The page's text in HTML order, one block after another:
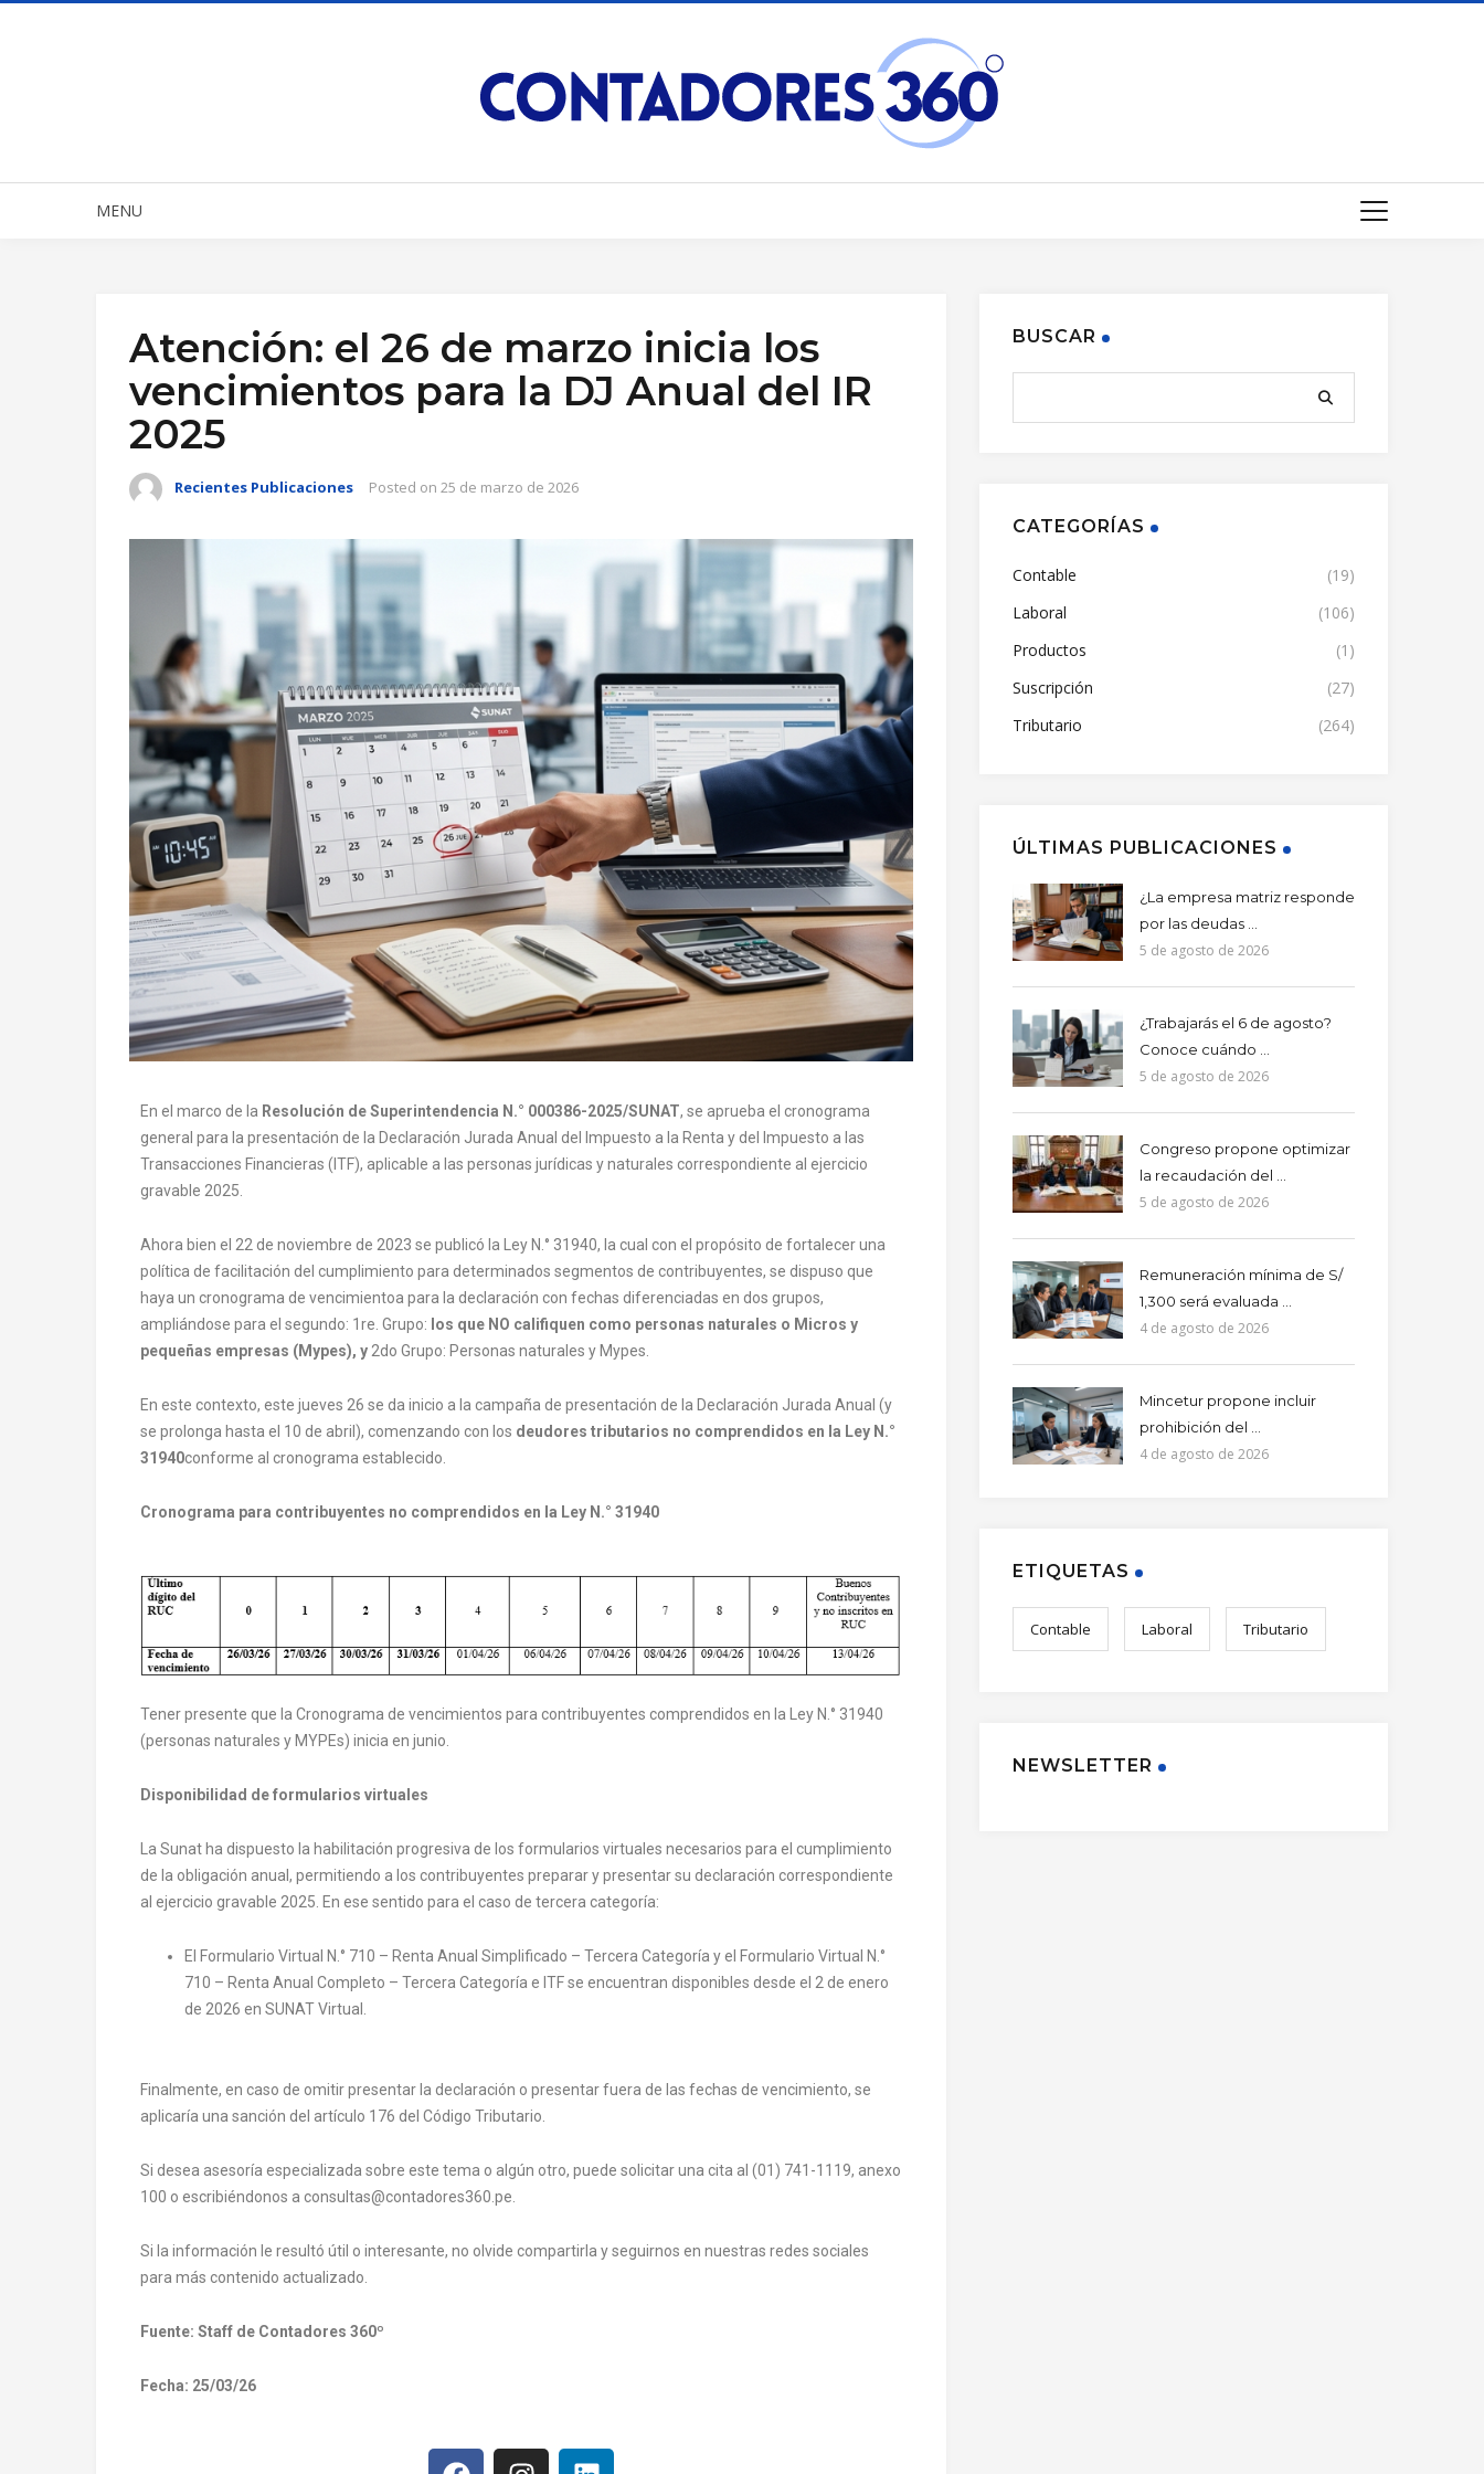
MENU
Atención: el 26 de marzo inicia los
vencimientos para la DJ Anual del IR
2025
Recientes Publicaciones Posted on 25 de marzo de 2026
En el marco de la Resolución de Superintendencia N.° 000386-2025/SUNAT, se aprueba el cronograma
general para la presentación de la Declaración Jurada Anual del Impuesto a la Renta y del Impuesto a las
Transacciones Financieras (ITF), aplicable a las personas jurídicas y naturales correspondiente al ejercicio
gravable 2025.
Ahora bien el 22 de noviembre de 2023 se publicó la Ley N.° 31940, la cual con el propósito de fortalecer una
política de facilitación del cumplimiento para determinados segmentos de contribuyentes, se dispuso que
haya un cronograma de vencimientoa para la declaración con fechas diferenciadas en dos grupos,
ampliándose para el segundo: 1re. Grupo: los que NO califiquen como personas naturales o Micros y
pequeñas empresas (Mypes), y 2do Grupo: Personas naturales y Mypes.
En este contexto, este jueves 26 se da inicio a la campaña de presentación de la Declaración Jurada Anual (y
se prolonga hasta el 10 de abril), comenzando con los deudores tributarios no comprendidos en la Ley N.°
31940conforme al cronograma establecido.
Cronograma para contribuyentes no comprendidos en la Ley N.° 31940
Tener presente que la Cronograma de vencimientos para contribuyentes comprendidos en la Ley N.° 31940
(personas naturales y MYPEs) inicia en junio.
Disponibilidad de formularios virtuales
La Sunat ha dispuesto la habilitación progresiva de los formularios virtuales necesarios para el cumplimiento
de la obligación anual, permitiendo a los contribuyentes preparar y presentar su declaración correspondiente
al ejercicio gravable 2025. En ese sentido para el caso de tercera categoría:
El Formulario Virtual N.° 710 – Renta Anual Simplificado – Tercera Categoría y el Formulario Virtual N.°
710 – Renta Anual Completo – Tercera Categoría e ITF se encuentran disponibles desde el 2 de enero
de 2026 en SUNAT Virtual.
Finalmente, en caso de omitir presentar la declaración o presentar fuera de las fechas de vencimiento, se
aplicaría una sanción del artículo 176 del Código Tributario.
Si desea asesoría especializada sobre este tema o algún otro, puede solicitar una cita al (01) 741-1119, anexo
100 o escribiéndonos a consultas@contadores360.pe.
Si la información le resultó útil o interesante, no olvide compartirla y seguirnos en nuestras redes sociales
para más contenido actualizado.
Fuente: Staff de Contadores 360º
Fecha: 25/03/26
BUSCAR
CATEGORÍAS
Contable
(19)
Laboral
(106)
Productos
(1)
Suscripción
(27)
Tributario
(264)
ÚLTIMAS PUBLICACIONES
¿La empresa matriz responde
por las deudas ...
5 de agosto de 2026
¿Trabajarás el 6 de agosto?
Conoce cuándo ...
5 de agosto de 2026
Congreso propone optimizar
la recaudación del ...
5 de agosto de 2026
Remuneración mínima de S/
1,300 será evaluada ...
4 de agosto de 2026
Mincetur propone incluir
prohibición del ...
4 de agosto de 2026
ETIQUETAS
Contable Laboral Tributario
NEWSLETTER